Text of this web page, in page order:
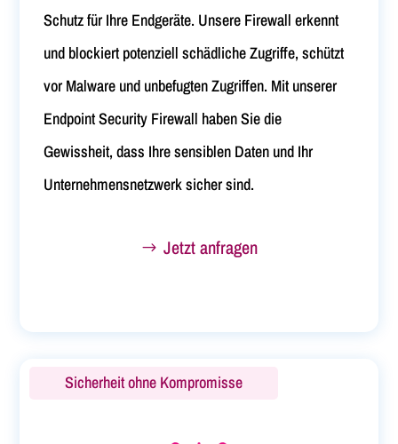
Schutz für Ihre Endgeräte. Unsere Firewall erkennt
und blockiert potenziell schädliche Zugriffe, schützt
vor Malware und unbefugten Zugriffen. Mit unserer
Endpoint Security Firewall haben Sie die
Gewissheit, dass Ihre sensiblen Daten und Ihr
Unternehmensnetzwerk sicher sind.
Jetzt anfragen
Sicherheit ohne Kompromisse